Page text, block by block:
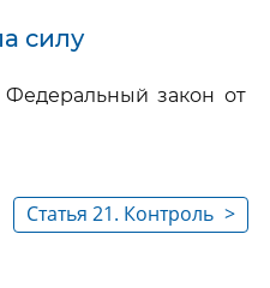
силу
закон от
>
Статья 21. Контроль